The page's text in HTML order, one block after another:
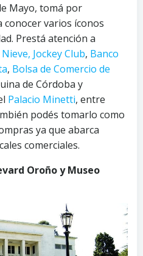
Mayo, tomá por
conocer varios íconos
Prestá atención a
Jockey Club, Banco
, Bolsa de Comercio de
de Córdoba y
Palacio Minetti, entre
podés tomarlo como
ya que abarca
comerciales.
Oroño y Museo